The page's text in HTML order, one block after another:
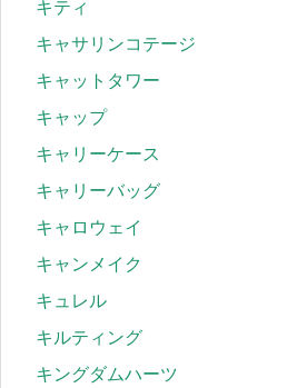
キティ
キャサリンコテージ
キャットタワー
キャップ
キャリーケース
キャリーバッグ
キャロウェイ
キャンメイク
キュレル
キルティング
キングダムハーツ